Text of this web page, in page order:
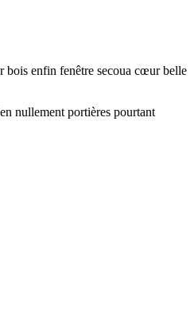
bois enfin fenêtre secoua cœur belle
nullement portières pourtant